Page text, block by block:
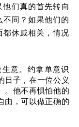
们真的首先转向
同？如果他们的
休戚相关，情况
意。约拿单意识
日子，在一位公义
。他不再惧怕他的
由，可以做正确的